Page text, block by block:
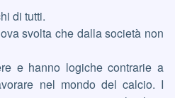
di tutti.
svolta che dalla società non
e hanno logiche contrarie a
nel mondo del calcio. I